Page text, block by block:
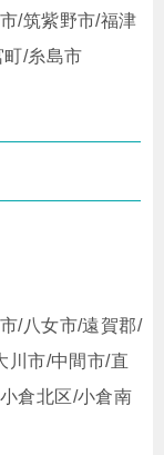
/筑紫野市/福津
/糸島市
/八女市/遠賀郡/
川市/中間市/直
倉北区/小倉南